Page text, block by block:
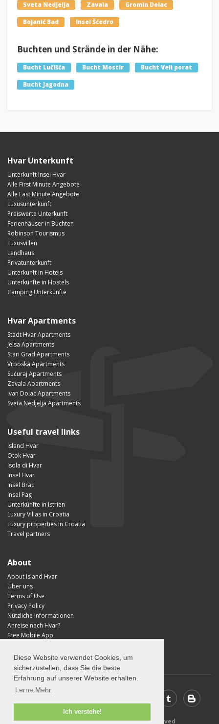
Diese Website verwendet Cookies, um
sicherzustellen, dass Sie die beste
Erfahrung auf unserer Website erhalten.
Lerne Mehr
Ich verstehe!
Sveta Nedjelja Zavala Gromin Dolac
Bojanić Bad Insel Šćedro
Buchten und Strände in der Nähe:
Bucht Lučišća Bucht Mostir Bucht Veli porat
Bucht Jagodna
Hvar Unterkunft
Unterkunft Insel Hvar
Alle First Minute Angebote
Alle Last Minute Angebote
Luxusunterkunft
Preiswerte Unterkunft
Ferienhäuser in Buchten
Robinson Tourismus
Luxusvillen
Landhaus
Privatunterkunft
Unterkunft in Hotels
Unterkünfte in Hostels
Camping Unterkünfte
Hvar Apartments
Stadt Hvar Apartments
Jelsa Apartments
Stari Grad Apartments
Vrboska Apartments
Sućuraj Apartments
Zavala Apartments
Ivan Dolac Apartments
Sveta Nedjelja Apartments
Useful travel links
Island Hvar
Otok Hvar
Isola di Hvar
Insel Hvar
Insel Brac
Insel Pag
Unterkünfte in Istrien
Luxury Villas in Croatia
Luxury properties in Croatia
Travel partners
About
About Island Hvar
Über uns
Terms of Use
Privacy Policy
Nützliche Informationen
Anreise nach Hvar?
Free Mobile App
© 2026 Visit-Hvar.com - All rights reserved